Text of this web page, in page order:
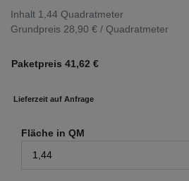
Inhalt 1,44 Quadratmeter
Grundpreis 28,90 € / Quadratmeter
Paketpreis 41,62 €
Lieferzeit auf Anfrage
Fläche in QM